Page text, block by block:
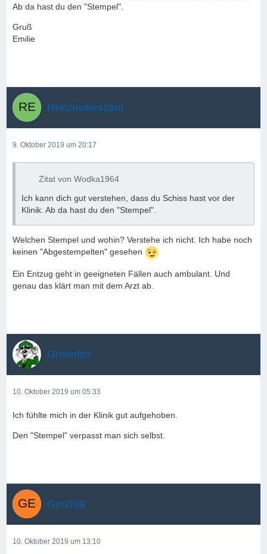
Ab da hast du den "Stempel".
Gruß
Emilie
Rekonvaleszent
9. Oktober 2019 um 20:17
Zitat von Wodka1964
Ich kann dich gut verstehen, dass du Schiss hast vor der
Klinik. Ab da hast du den "Stempel".
Welchen Stempel und wohin? Verstehe ich nicht. Ich habe noch
keinen "Abgestempelten" gesehen
Ein Entzug geht in geeigneten Fällen auch ambulant. Und
genau das klärt man mit dem Arzt ab.
Greenfox
10. Oktober 2019 um 05:33
Ich fühlte mich in der Klinik gut aufgehoben.
Den "Stempel" verpasst man sich selbst.
Gerchla
10. Oktober 2019 um 13:10